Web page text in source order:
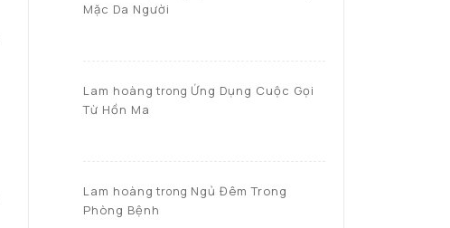
Mặc Da Người
Lam hoàng trong Ứng Dụng Cuộc Gọi
Từ Hồn Ma
Lam hoàng trong Ngủ Đêm Trong
Phòng Bệnh